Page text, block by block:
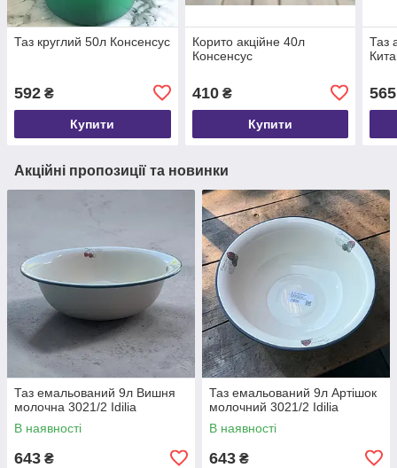
Таз круглий 50л Консенсус
592 ₴
Купити
Корито акційне 40л
Консенсус
410₴
Купити
Таз
565
Акційні пропозиції та новинки
Таз емальований 9л Вишня
молочна 3021/2 Idilia
В наявності
643 ₴
Таз емальований 9л Артішок
молочний 3021/2 Idilia
В наявності
643 ₴